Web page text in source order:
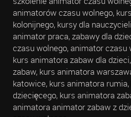
animatorów czasu wolnego,
kolonijnego, kursy dla
animator praca, zabawy dla
czasu wolnego, animator czasu
kurs animatora zabaw dla
zabaw, kurs animatora
katowice, kurs animatora
dziecięcego, kurs animatora
animatora animator zabaw z